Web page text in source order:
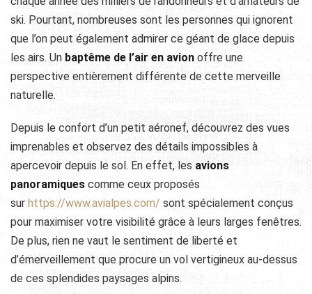
ski. Pourtant, nombreuses sont les personnes qui ignorent
que l’on peut également admirer ce géant de glace depuis
les airs. Un baptême de l’air en avion offre une
perspective entièrement différente de cette merveille
naturelle.
Depuis le confort d’un petit aéronef, découvrez des vues
imprenables et observez des détails impossibles à
apercevoir depuis le sol. En effet, les avions
panoramiques comme ceux proposés
sur https://www.avialpes.com/ sont spécialement conçus
pour maximiser votre visibilité grâce à leurs larges fenêtres.
De plus, rien ne vaut le sentiment de liberté et
d’émerveillement que procure un vol vertigineux au-dessus
de ces splendides paysages alpins.